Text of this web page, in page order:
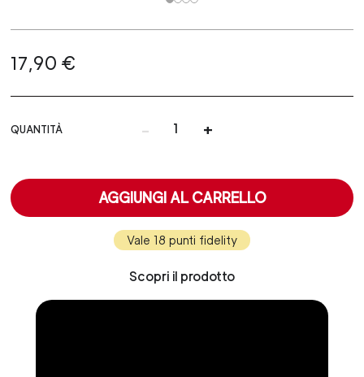
17,90 €
QUANTITÀ - +
AGGIUNGI AL CARRELLO
Vale 18 punti fidelity
Scopri il prodotto